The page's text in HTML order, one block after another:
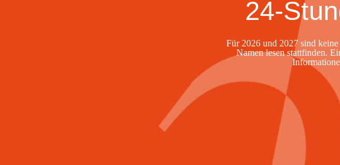
24-
Für 2026 und 2027 sind
Namen lesen stattfinden.